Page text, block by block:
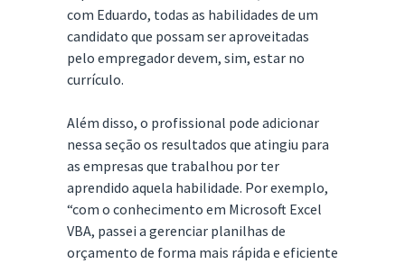
com Eduardo, todas as habilidades de um
candidato que possam ser aproveitadas
pelo empregador devem, sim, estar no
currículo.
Além disso, o profissional pode adicionar
nessa seção os resultados que atingiu para
as empresas que trabalhou por ter
aprendido aquela habilidade. Por exemplo,
“com o conhecimento em Microsoft Excel
VBA, passei a gerenciar planilhas de
orçamento de forma mais rápida e eficiente